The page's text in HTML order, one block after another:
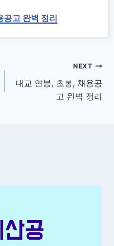
공고 완벽 정리
NEXT
대교 연봉, 초봉, 채용공
고 완벽 정리